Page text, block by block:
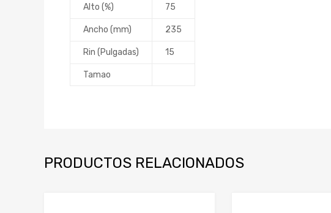
Alto (%) 75
Ancho (mm) 235
Rin (Pulgadas) 15
Tamao
PRODUCTOS RELACIONADOS